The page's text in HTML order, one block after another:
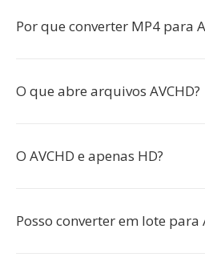
Por que converter MP4 para
O que abre arquivos AVCHD?
O AVCHD e apenas HD?
Posso converter em lote para